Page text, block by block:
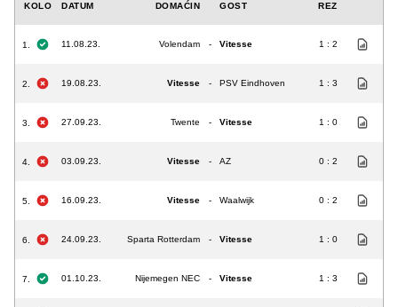
KOLO DATUM DOMAĆIN GOST REZ
1. 11.08.23. Volendam - Vitesse 1 : 2
2. 19.08.23. Vitesse - PSV Eindhoven 1 : 3
3. 27.09.23. Twente - Vitesse 1 : 0
4. 03.09.23. Vitesse - AZ 0 : 2
5. 16.09.23. Vitesse - Waalwijk 0 : 2
6. 24.09.23. Sparta Rotterdam - Vitesse 1 : 0
7. 01.10.23. Nijemegen NEC - Vitesse 1 : 3